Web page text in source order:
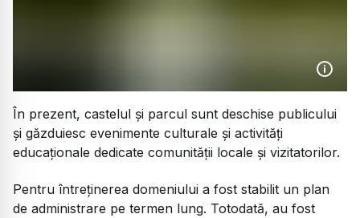
În prezent, castelul și parcul sunt deschise publicului
și găzduiesc evenimente culturale și activități
educaționale dedicate comunității locale și vizitatorilor.
Pentru întreținerea domeniului a fost stabilit un plan
de administrare pe termen lung. Totodată, au fost